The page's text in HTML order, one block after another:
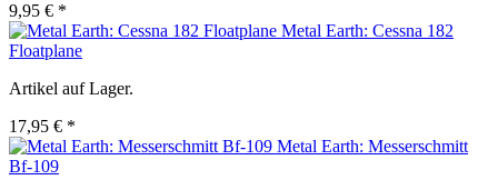
9,95 € *
Metal Earth: Cessna 182
Floatplane
Artikel auf Lager.
17,95 € *
Metal Earth: Messerschmitt
Bf-109